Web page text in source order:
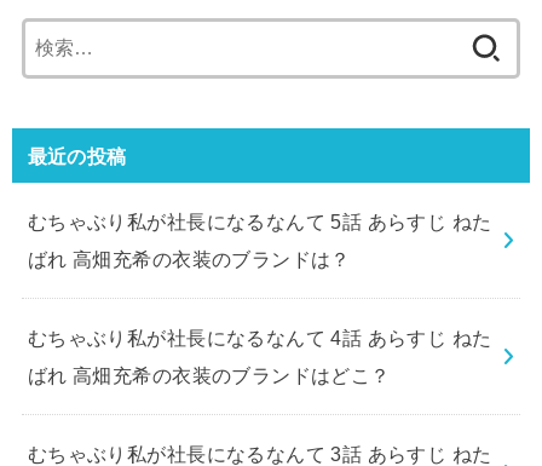
索:
最近の投稿
むちゃぶり私が社長になるなんて 5話 あらすじ ねた
ばれ 高畑充希の衣装のブランドは？
むちゃぶり私が社長になるなんて 4話 あらすじ ねた
ばれ 高畑充希の衣装のブランドはどこ？
むちゃぶり私が社長になるなんて 3話 あらすじ ねた